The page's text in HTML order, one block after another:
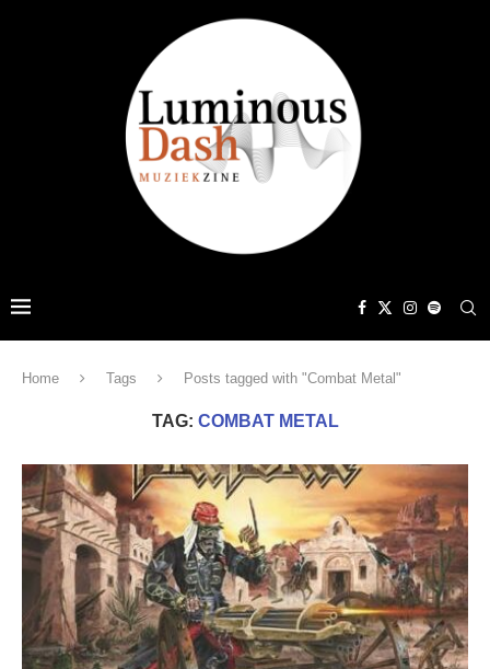
Home Tags Posts tagged with "Combat Metal"
TAG: COMBAT METAL